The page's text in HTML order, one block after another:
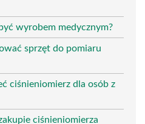
wyrobem medycznym?
sprzęt do pomiaru
ciśnieniomierz dla osób z
ciśnieniomierza